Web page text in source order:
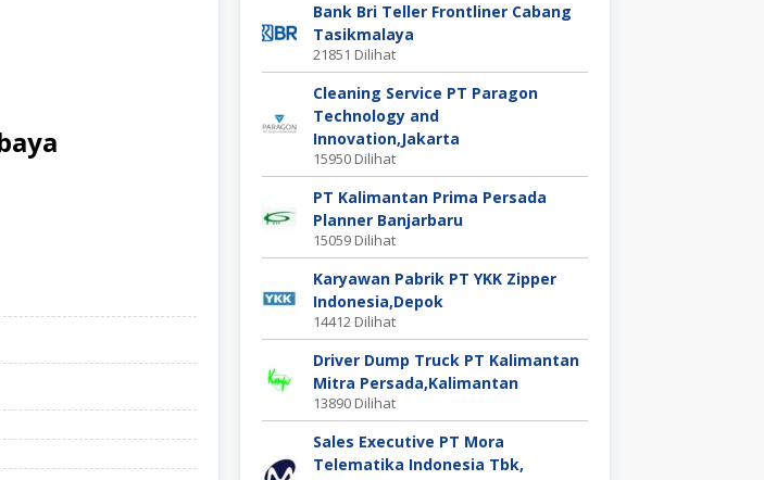
Bank Bri Teller Frontliner Cabang
Tasikmalaya
21851 Dilihat
Cleaning Service PT Paragon
Technology and
Innovation,Jakarta
15950 Dilihat
PT Kalimantan Prima Persada
Planner Banjarbaru
15059 Dilihat
Karyawan Pabrik PT YKK Zipper
Indonesia,Depok
14412 Dilihat
Driver Dump Truck PT Kalimantan
Mitra Persada,Kalimantan
13890 Dilihat
Sales Executive PT Mora
Telematika Indonesia Tbk,